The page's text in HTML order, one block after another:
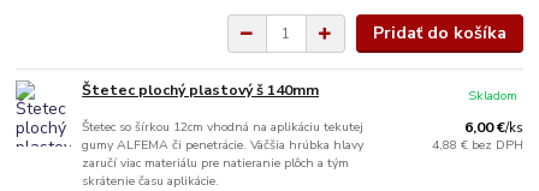
Pridať do košíka
Štetec plochý plastový š 140mm
Štetec so šírkou 12cm vhodná na aplikáciu tekutej
gumy ALFEMA či penetrácie. Väčšia hrúbka hlavy
zaručí viac materiálu pre natieranie plôch a tým
skrátenie času aplikácie.
6,00 €/ks
4,88 € bez DPH
Skladom